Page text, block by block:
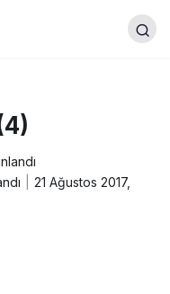
21 Ağustos 2017,